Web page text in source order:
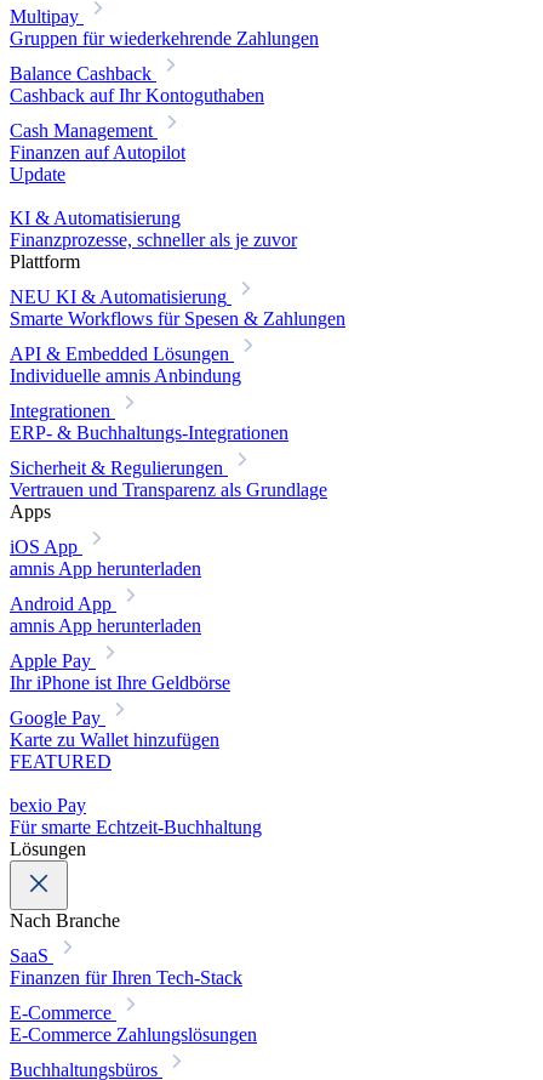
Multipay
Gruppen für wiederkehrende Zahlungen
Balance Cashback
Cashback auf Ihr Kontoguthaben
Cash Management
Finanzen auf Autopilot
Update
KI & Automatisierung
Finanzprozesse, schneller als je zuvor
Plattform
NEU KI & Automatisierung
Smarte Workflows für Spesen & Zahlungen
API & Embedded Lösungen
Individuelle amnis Anbindung
Integrationen
ERP- & Buchhaltungs-Integrationen
Sicherheit & Regulierungen
Vertrauen und Transparenz als Grundlage
Apps
iOS App
amnis App herunterladen
Android App
amnis App herunterladen
Apple Pay
Ihr iPhone ist Ihre Geldbörse
Google Pay
Karte zu Wallet hinzufügen
FEATURED
bexio Pay
Für smarte Echtzeit-Buchhaltung
Lösungen
Nach Branche
SaaS
Finanzen für Ihren Tech-Stack
E-Commerce
E-Commerce Zahlungslösungen
Buchhaltungsbüros